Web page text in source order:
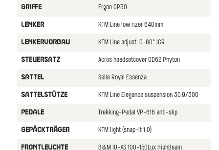
GRIFFE Ergon GP30
LENKER KTM Line low rizer 640mm
LENKERVORBAU KTM Line adjust. 0-60° ICR
STEUERSATZ Acros headsetcover OD62 Phyton
SATTEL Selle Royal Essenza
SATTELSTüTZE KTM Line Elegance suspension 30.9/300
PEDALE Trekking-Pedal VP-616 anti-slip
GEPäCKTRäGER KTM light (snap-it 1.0)
FRONTLEUCHTE B&M IQ-XS 100-150Lux HighBeam